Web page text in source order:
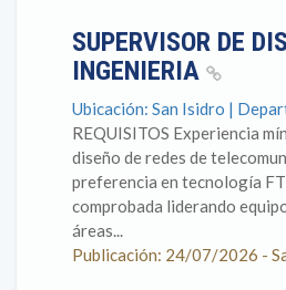
SUPERVISOR DE
INGENIERIA
Ubicación: San Isidro |
REQUISITOS Experiencia
diseño de redes de
preferencia en tecnología
comprobada liderando
áreas...
Publicación: 24/07/2026 -